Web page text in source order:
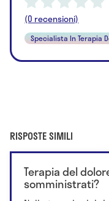
(0 recensioni)
Specialista In Terapia
RISPOSTE SIMILI
Terapia del
somministrati?